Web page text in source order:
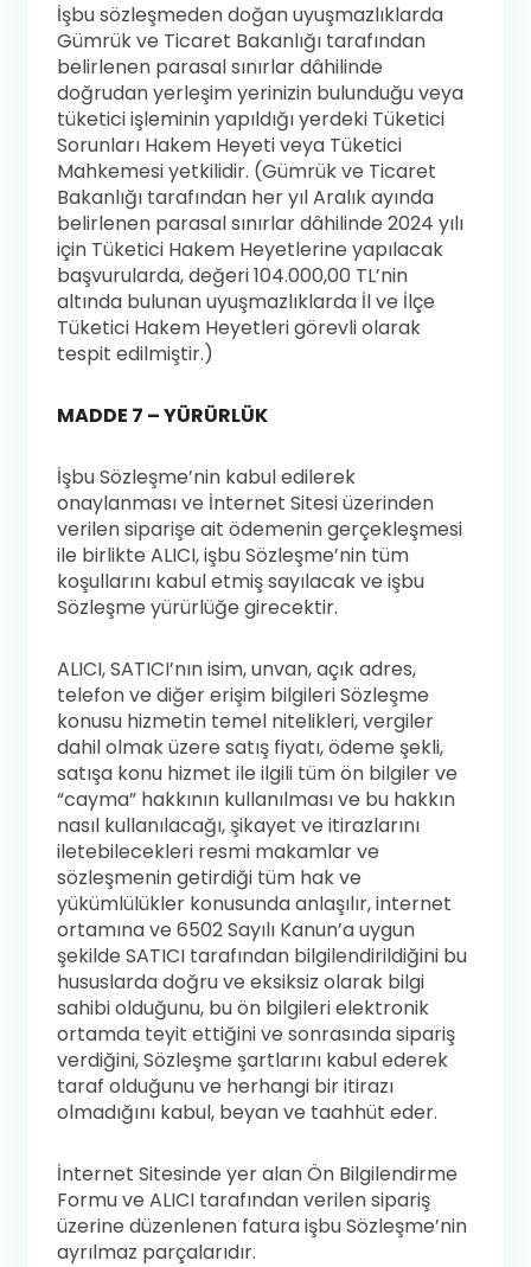
İşbu sözleşmeden doğan uyuşmazlıklarda
Gümrük ve Ticaret Bakanlığı tarafından
belirlenen parasal sınırlar dâhilinde
doğrudan yerleşim yerinizin bulunduğu veya
tüketici işleminin yapıldığı yerdeki Tüketici
Sorunları Hakem Heyeti veya Tüketici
Mahkemesi yetkilidir. (Gümrük ve Ticaret
Bakanlığı tarafından her yıl Aralık ayında
belirlenen parasal sınırlar dâhilinde 2024 yılı
için Tüketici Hakem Heyetlerine yapılacak
başvurularda, değeri 104.000,00 TL’nin
altında bulunan uyuşmazlıklarda İl ve İlçe
Tüketici Hakem Heyetleri görevli olarak
tespit edilmiştir.)
MADDE 7 – YÜRÜRLÜK
İşbu Sözleşme’nin kabul edilerek
onaylanması ve İnternet Sitesi üzerinden
verilen siparişe ait ödemenin gerçekleşmesi
ile birlikte ALICI, işbu Sözleşme’nin tüm
koşullarını kabul etmiş sayılacak ve işbu
Sözleşme yürürlüğe girecektir.
ALICI, SATICI’nın isim, unvan, açık adres,
telefon ve diğer erişim bilgileri Sözleşme
konusu hizmetin temel nitelikleri, vergiler
dahil olmak üzere satış fiyatı, ödeme şekli,
satışa konu hizmet ile ilgili tüm ön bilgiler ve
“cayma” hakkının kullanılması ve bu hakkın
nasıl kullanılacağı, şikayet ve itirazlarını
iletebilecekleri resmi makamlar ve
sözleşmenin getirdiği tüm hak ve
yükümlülükler konusunda anlaşılır, internet
ortamına ve 6502 Sayılı Kanun’a uygun
şekilde SATICI tarafından bilgilendirildiğini bu
hususlarda doğru ve eksiksiz olarak bilgi
sahibi olduğunu, bu ön bilgileri elektronik
ortamda teyit ettiğini ve sonrasında sipariş
verdiğini, Sözleşme şartlarını kabul ederek
taraf olduğunu ve herhangi bir itirazı
olmadığını kabul, beyan ve taahhüt eder.
İnternet Sitesinde yer alan Ön Bilgilendirme
Formu ve ALICI tarafından verilen sipariş
üzerine düzenlenen fatura işbu Sözleşme’nin
ayrılmaz parçalarıdır.